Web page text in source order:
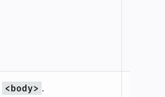
<body> .